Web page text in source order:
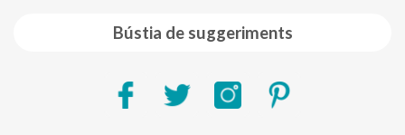
Bústia de suggeriments